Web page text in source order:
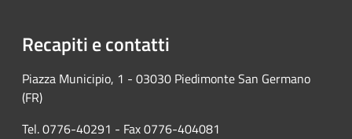
Recapiti e contatti
Piazza Municipio, 1 - 03030 Piedimonte San Germano
(FR)
Tel. 0776-40291 - Fax 0776-404081